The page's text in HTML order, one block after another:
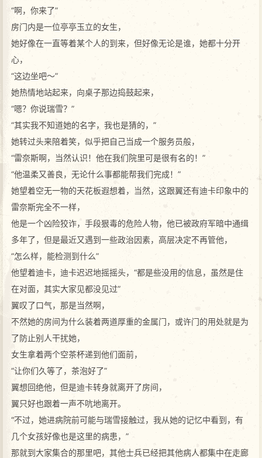
“啊，你来了”
房门内是一位亭亭玉立的女生，
她好像在一直等着某个人的到来，但好像无论是谁，她都十分开
心，
“这边坐吧～”
她热情地站起来，向桌子那边捣鼓起来，
“嗯？你说瑞雪？”
“其实我不知道她的名字，我也是猜的，”
她转过头来陪着笑，似乎把自己当成一个服务员般，
“雷奈斯啊，当然认识！他在我们院里可是很有名的！”
“他温柔又善良，无论什么事都能帮我们完成！”
她望着空无一物的天花板遐想着，当然，这跟翼还有迪卡印象中的
雷奈斯完全不一样，
他是一个凶险狡诈，手段狠毒的危险人物，他已被政府军暗中通缉
多年了，但是最近又遇到一些政治因素，高层决定不再管他，
“怎么样，能检测到什么”
他望着迪卡，迪卡迟迟地摇摇头，“都是些没用的信息，虽然是住
在对面，其实大家见都没见过”
翼叹了口气，那是当然啊，
不然她的房间为什么装着两道厚重的金属门，或许门的用处就是为
了防止别人干扰她，
女生拿着两个空茶杯递到他们面前，
“让你们久等了，茶泡好了”
翼想回绝他，但是迪卡转身就离开了房间，
翼只好也跟着一声不吭地离开。
“不过，她进病院前可能与瑞雪接触过，我从她的记忆中看到，有
几个女孩好像也是这里的病患，”
那就到大家集合的那里吧，其他士兵已经把其他病人都集中在走廊